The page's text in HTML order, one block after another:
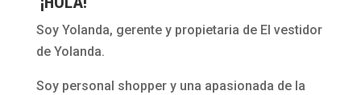
Soy Yolanda, gerente y propietaria de El vestidor
de Yolanda.
Soy personal shopper y una apasionada de la